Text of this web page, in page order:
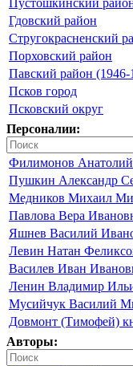
Гдовский район
Стругокрасненский
Порховский район
Павский район (1946-
Псков город
Псковский округ
Персоналии:
Филимонов Анатолий
Пушкин Александр
Медников Михаил
Павлова Вера
Яшнев Василий
Левин Натан
Василев Иван
Ленин Владимир
Мусийчук Василий
Довмонт (Тимофей)
Авторы: